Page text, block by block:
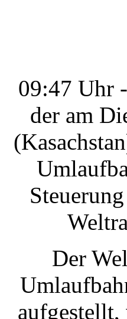
09:47 Uhr
der am
Der
aufgestellt,